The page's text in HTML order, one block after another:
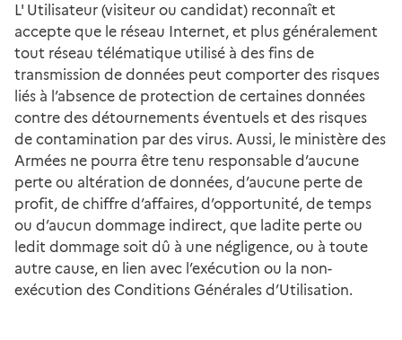
L' Utilisateur (visiteur ou candidat) reconnaît et
accepte que le réseau Internet, et plus généralement
tout réseau télématique utilisé à des fins de
transmission de données peut comporter des risques
liés à l’absence de protection de certaines données
contre des détournements éventuels et des risques
de contamination par des virus. Aussi, le ministère des
Armées ne pourra être tenu responsable d’aucune
perte ou altération de données, d’aucune perte de
profit, de chiffre d’affaires, d’opportunité, de temps
ou d’aucun dommage indirect, que ladite perte ou
ledit dommage soit dû à une négligence, ou à toute
autre cause, en lien avec l’exécution ou la non-
exécution des Conditions Générales d’Utilisation.